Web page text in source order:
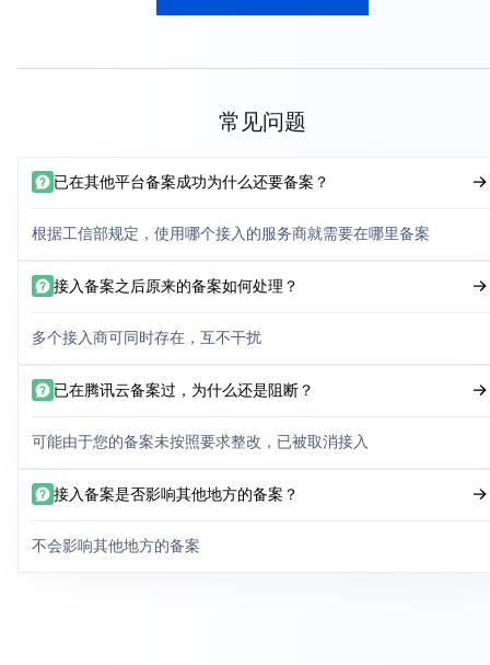
常见问题
已在其他平台备案成功为什么还要备案？
根据工信部规定，使用哪个接入的服务商就需要在哪里备案
接入备案之后原来的备案如何处理？
多个接入商可同时存在，互不干扰
已在腾讯云备案过，为什么还是阻断？
可能由于您的备案未按照要求整改，已被取消接入
接入备案是否影响其他地方的备案？
不会影响其他地方的备案